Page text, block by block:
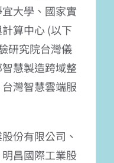
大學、國家實
算中心 (以下
研究院台灣儀
慧製造跨域整
灣智慧雲端服
份有限公司、
昌國際工業股